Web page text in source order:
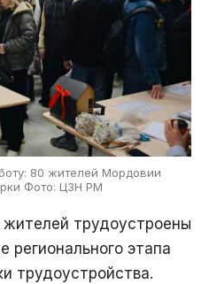
80 жителей Мордовии
Фото: ЦЗН РМ
трудоустроены
регионального этапа
трудоустройства.